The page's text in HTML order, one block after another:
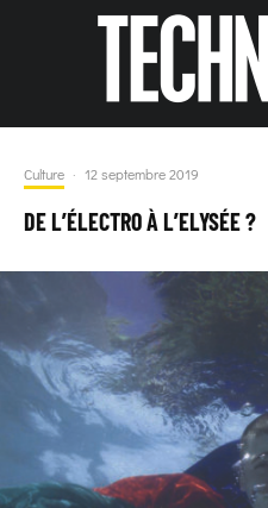
Culture · 12 septembre 2019
DE L’ÉLECTRO À L’ELYSÉE ?